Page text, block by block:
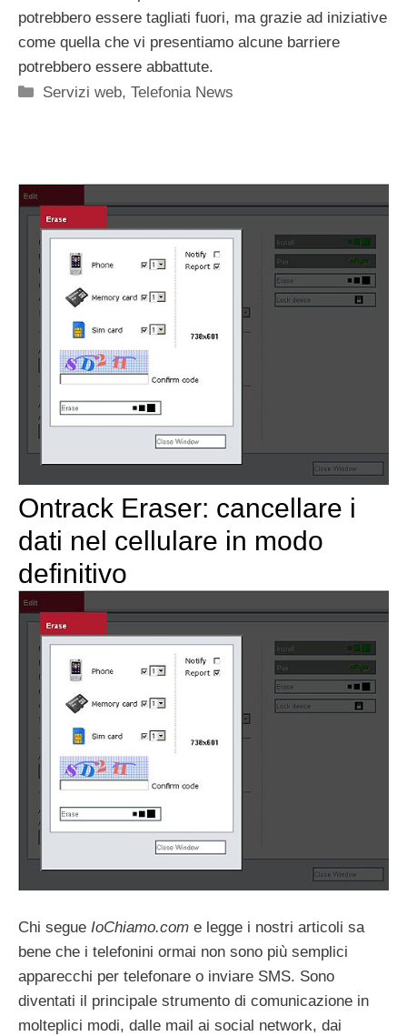
potrebbero essere tagliati fuori, ma grazie ad iniziative
come quella che vi presentiamo alcune barriere
potrebbero essere abbattute.
Categorie
Servizi web,Telefonia News
Ontrack Eraser: cancellare i
dati nel cellulare in modo
definitivo
Chi segue IoChiamo.com e legge i nostri articoli sa
bene che i telefonini ormai non sono più semplici
apparecchi per telefonare o inviare SMS. Sono
diventati il principale strumento di comunicazione in
molteplici modi, dalle mail ai social network, dai